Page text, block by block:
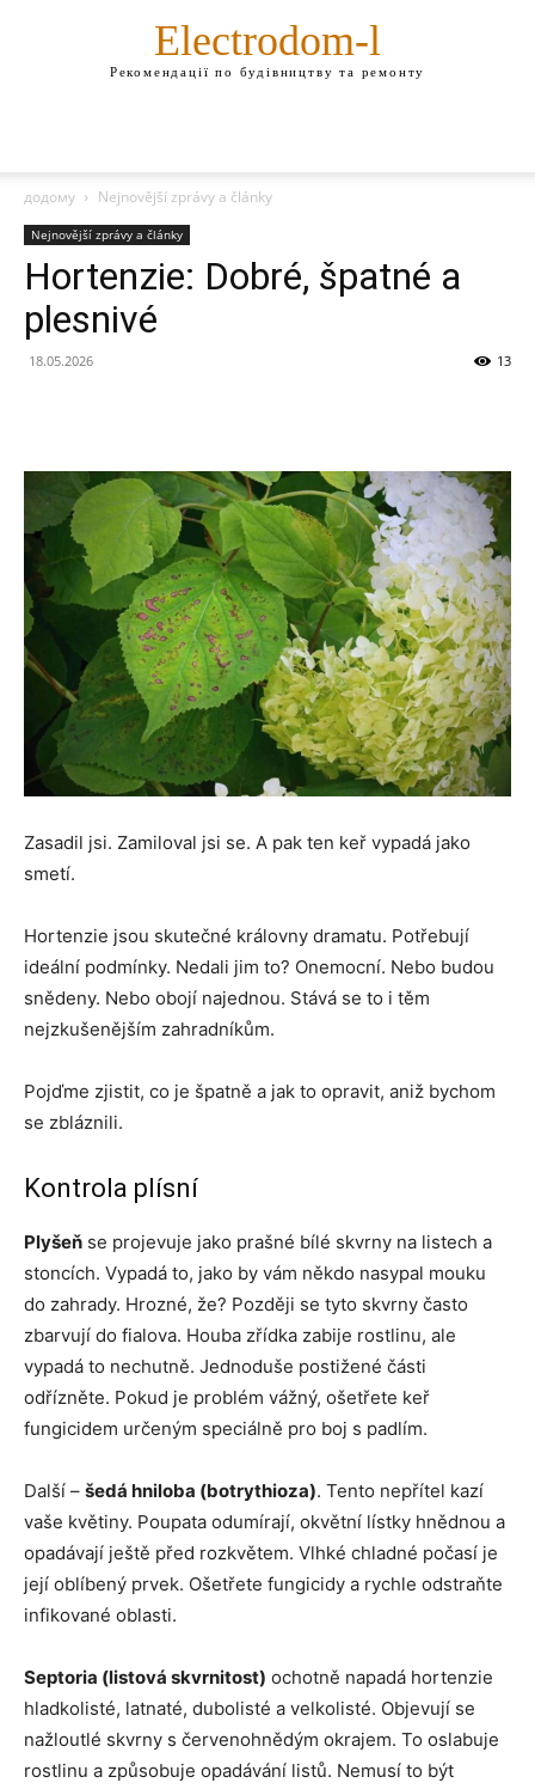
Electrodom-l
Рекомендації по будівництву та ремонту
додому Nejnovější zprávy a články
Nejnovější zprávy a články
Hortenzie: Dobré, špatné a
plesnivé
18.05.2026 13
Zasadil jsi. Zamiloval jsi se. A pak ten keř vypadá jako
smetí.
Hortenzie jsou skutečné královny dramatu. Potřebují
ideální podmínky. Nedali jim to? Onemocní. Nebo budou
snědeny. Nebo obojí najednou. Stává se to i těm
nejzkušenějším zahradníkům.
Pojďme zjistit, co je špatně a jak to opravit, aniž bychom
se zbláznili.
Kontrola plísní
Plyšeň se projevuje jako prašné bílé skvrny na listech a
stoncích. Vypadá to, jako by vám někdo nasypal mouku
do zahrady. Hrozné, že? Později se tyto skvrny často
zbarvují do fialova. Houba zřídka zabije rostlinu, ale
vypadá to nechutně. Jednoduše postižené části
odřízněte. Pokud je problém vážný, ošetřete keř
fungicidem určeným speciálně pro boj s padlím.
Další – šedá hniloba (botrythioza). Tento nepřítel kazí
vaše květiny. Poupata odumírají, okvětní lístky hnědnou a
opadávají ještě před rozkvětem. Vlhké chladné počasí je
její oblíbený prvek. Ošetřete fungicidy a rychle odstraňte
infikované oblasti.
Septoria (listová skvrnitost) ochotně napadá hortenzie
hladkolisté, latnaté, dubolisté a velkolisté. Objevují se
nažloutlé skvrny s červenohnědým okrajem. To oslabuje
rostlinu a způsobuje opadávání listů. Nemusí to být